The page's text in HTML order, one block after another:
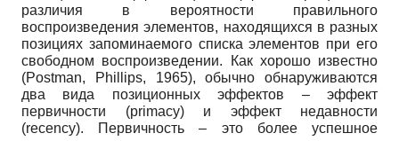
различия в вероятности правильного
воспроизведения элементов, находящихся в разных
позициях запоминаемого списка элементов при его
свободном воспроизведении. Как хорошо известно
(Postman, Phillips, 1965), обычно обнаруживаются
два вида позиционных эффектов – эффект
первичности (primacy) и эффект недавности
(recency). Первичность – это более успешное